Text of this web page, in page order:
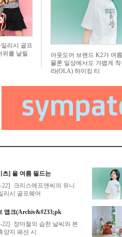
리시 골프
위를 날릴
아웃도어 브랜드 K2가 여
물론 일상에서도 가볍게
라(OLA) 하이킹 티